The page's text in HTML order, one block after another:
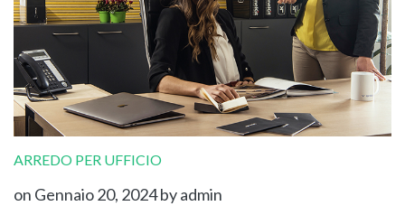
ARREDO PER UFFICIO
on Gennaio 20, 2024by admin